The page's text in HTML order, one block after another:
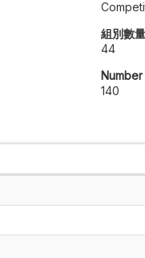
組別數量
44
140